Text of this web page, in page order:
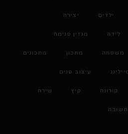
ילדים יצירה
לידה מגזין פנימה
משפחה מתכון מתכונים
עיצוב פנים
קורונה קיץ שירה
תשובה